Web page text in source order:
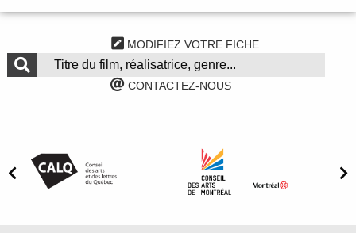
MODIFIEZ VOTRE FICHE
CONTACTEZ-NOUS